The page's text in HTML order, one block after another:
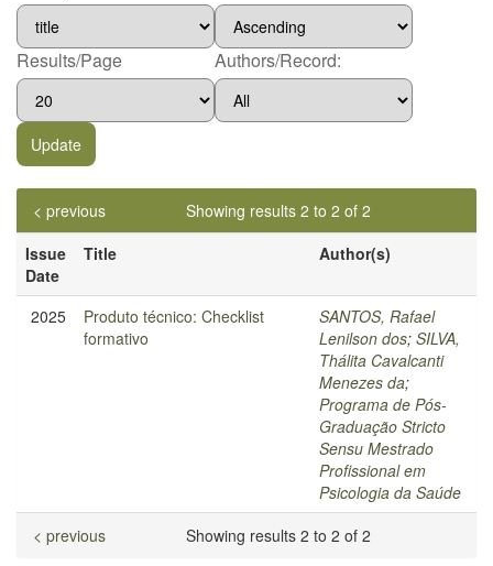
Results/Page Authors/Record:
Showing results 2 to 2 of 2
< previous
Issue
Date
Title Author(s)
2025
Produto técnico: Checklist
formativo
SANTOS, Rafael
Lenilson dos; SILVA,
Thálita Cavalcanti
Menezes da;
Programa de Pós-
Graduação Stricto
Sensu Mestrado
Profissional em
Psicologia da Saúde
Showing results 2 to 2 of 2
< previous